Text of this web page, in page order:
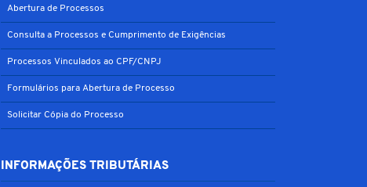
Abertura de Processos
Consulta a Processos e Cumprimento de Exigências
Processos Vinculados ao CPF/CNPJ
Formulários para Abertura de Processo
Solicitar Cópia do Processo
INFORMAÇÕES TRIBUTÁRIAS